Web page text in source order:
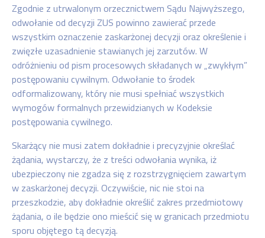
Zgodnie z utrwalonym orzecznictwem Sądu Najwyższego,
odwołanie od decyzji ZUS powinno zawierać przede
wszystkim oznaczenie zaskarżonej decyzji oraz określenie i
zwięzłe uzasadnienie stawianych jej zarzutów. W
odróżnieniu od pism procesowych składanych w „zwykłym”
postępowaniu cywilnym. Odwołanie to środek
odformalizowany, który nie musi spełniać wszystkich
wymogów formalnych przewidzianych w Kodeksie
postępowania cywilnego.
Skarżący nie musi zatem dokładnie i precyzyjnie określać
żądania, wystarczy, że z treści odwołania wynika, iż
ubezpieczony nie zgadza się z rozstrzygnięciem zawartym
w zaskarżonej decyzji. Oczywiście, nic nie stoi na
przeszkodzie, aby dokładnie określić zakres przedmiotowy
żądania, o ile będzie ono mieścić się w granicach przedmiotu
sporu objętego tą decyzją.